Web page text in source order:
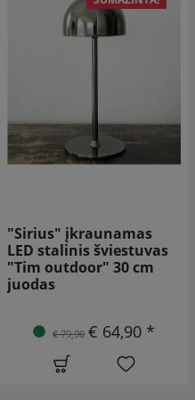
„HomeBound by KY
LED“ baterijinis stalinis
šviestuvas „Mushie“, 21
cm, juodos spalvos
€ 44,90 *